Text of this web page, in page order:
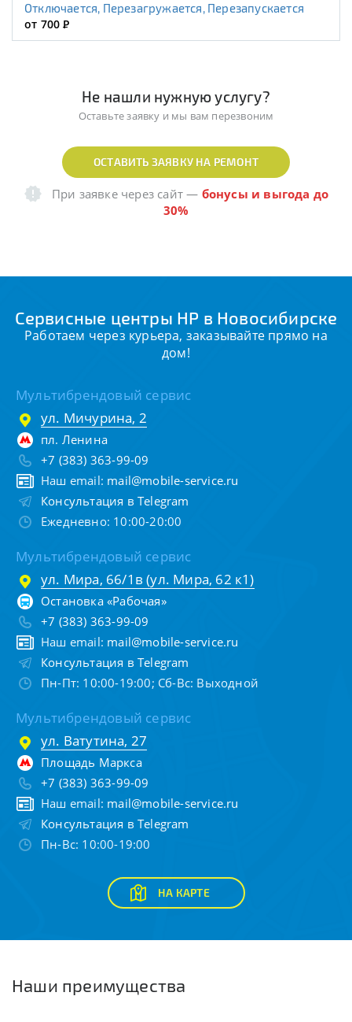
Отключается, Перезагружается, Перезапускается
от 700Р
Не нашли нужную услугу?
Оставьте заявку и мы вам перезвоним
ОСТАВИТЬ ЗАЯВКУ НА РЕМОНТ
При заявке через сайт— бонусы и выгода до
30%
Сервисные центры HP в Новосибирске
Работаем через курьера, заказывайте прямо на
дом!
Мультибрендовый сервис
ул. Мичурина, 2
пл. Ленина
+7 (383) 363-99-09
Наш email: mail@mobile-service.ru
Консультация в Telegram
Ежедневно: 10:00-20:00
Мультибрендовый сервис
ул. Мира, 66/1в (ул. Мира, 62 к1)
Остановка «Рабочая»
+7 (383) 363-99-09
Наш email: mail@mobile-service.ru
Консультация в Telegram
Пн-Пт: 10:00-19:00; Сб-Вс: Выходной
Мультибрендовый сервис
ул. Ватутина, 27
Площадь Маркса
+7 (383) 363-99-09
Наш email: mail@mobile-service.ru
Консультация в Telegram
Пн-Вс: 10:00-19:00
НА КАРТЕ
Наши преимущества